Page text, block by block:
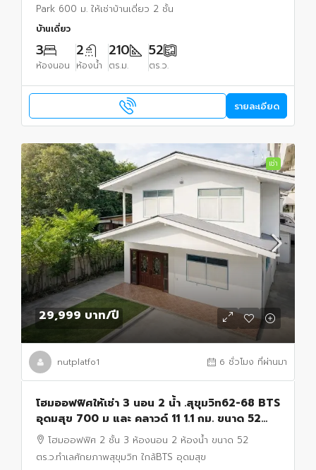
Park 600 ม. ให้เช่าบ้านเดี่ยว 2 ชั้น
บ้านเดี่ยว
3
ห้องนอน
2
ห้องน้ำ
210
ตร.ม.
52
ตร.ว.
รายละเอียด
เช่า
29,999 บาท/ปี
nutplatfo1 6 ชั่วโมง ที่ผ่านมา
โฮมออฟฟิศให้เช่า 3 นอน 2 น้ำ .สุขุมวิท62-68 BTS
อุดมสุข 700 ม และ คลาวด์ 11 1.1 กม. ขนาด 52
ตร.ว.เหมาะสำหรับ โฮมออฟฟิศ เข้า-ออกสะดวก
โฮมออฟฟิศ 2 ชั้น 3 ห้องนอน 2 ห้องน้ำ ขนาด 52
ตร.ว.ทำเลศักยภาพสุขุมวิท ใกล้BTS อุดมสุข